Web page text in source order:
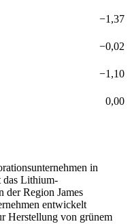
−1,37
−0,02
−1,10
0,00
in
das Lithium-
der Region James
entwickelt
Herstellung von grünem